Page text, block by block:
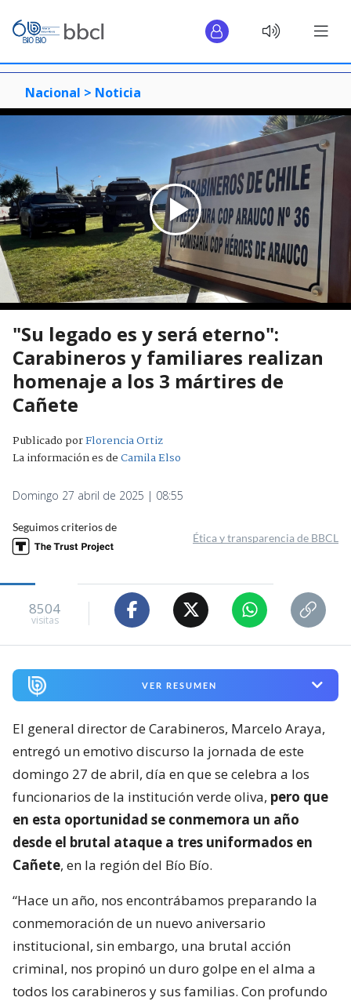
Nacional > Noticia
"Su legado es y será eterno":
Carabineros y familiares realizan
homenaje a los 3 mártires de
Cañete
Publicado porFlorencia Ortiz
La información es deCamila Elso
Domingo 27 abril de 2025 | 08:55
Seguimos criterios de
Ética y transparencia de BBCL
8504
visitas
VER RESUMEN
El general director de Carabineros, Marcelo Araya,
entregó un emotivo discurso la jornada de este
domingo 27 de abril, día en que se celebra a los
funcionarios de la institución verde oliva, pero que
en esta oportunidad se conmemora un año
desde el brutal ataque a tres uniformados en
Cañete, en la región del Bío Bío.
“Hace un año, nos encontrábamos preparando la
conmemoración de un nuevo aniversario
institucional, sin embargo, una brutal acción
criminal, nos propinó un duro golpe en el alma a
todos los carabineros y sus familias. Con profundo